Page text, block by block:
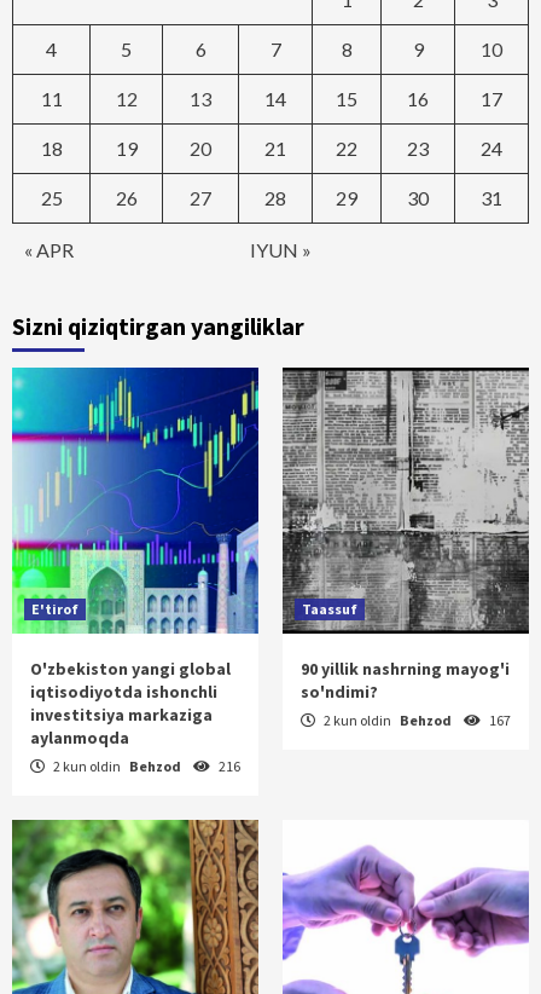
« APR IYUN »
4 5 6 7 8 9 10
11 12 13 14 15 16 17
18 19 20 21 22 23 24
25 26 27 28 29 30 31
Sizni qiziqtirgan yangiliklar
E'tirof
O'zbekiston yangi global
iqtisodiyotda ishonchli
investitsiya markaziga
aylanmoqda
2 kun oldin Behzod 216
Taassuf
90 yillik nashrning mayog'i
so'ndimi?
2 kun oldin Behzod 167